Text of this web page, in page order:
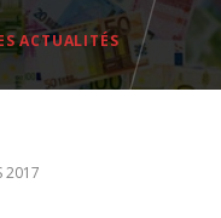
ACTUALITÉS
2017